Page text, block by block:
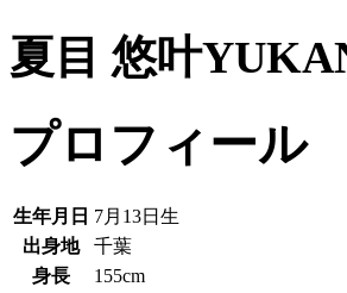
夏目 悠叶
プロフィール
生年月日 7月13日生
出身地
千葉
身長
155cm